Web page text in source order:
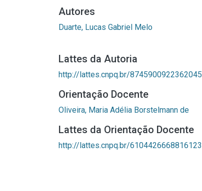
Autores
Duarte, Lucas Gabriel Melo
Lattes da Autoria
http://lattes.cnpq.br/8745900922362045
Orientação Docente
Oliveira, Maria Adélia Borstelmann de
Lattes da Orientação Docente
http://lattes.cnpq.br/6104426668816123